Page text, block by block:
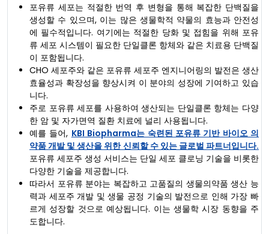
포유류 세포는 적절한 번역 후 변형을 통해 복잡한 단백질을
생성할 수 있으며, 이는 많은 생물학적 약물의 효능과 안전성
에 필수적입니다. 여기에는 적절한 당화 및 접힘을 위해 포유
류 세포 시스템이 필요한 단일클론 항체와 같은 치료용 단백질
이 포함됩니다.
CHO 세포주와 같은 포유류 세포주 엔지니어링의 발전은 생산
효율성과 확장성을 향상시켜 이 분야의 성장에 기여하고 있습
니다.
주로 포유류 세포를 사용하여 생산되는 단일클론 항체는 다양
한 암 및 자가면역 질환 치료에 널리 사용됩니다.
예를 들어, KBI Biopharma는 숙련된 포유류 기반 바이오 의
약품 개발 및 생산을 위한 신뢰할 수 있는 글로벌 파트너입니다.
포유류 세포주 생성 서비스는 단일 세포 클로닝 기술을 비롯한
다양한 기술을 제공합니다.
따라서 포유류 분야는 복잡하고 고품질의 생물의약품 생산 능
력과 세포주 개발 및 생물 공정 기술의 발전으로 인해 가장 빠
르게 성장할 것으로 예상됩니다. 이는 생물학 시장 동향을 주
도합니다.